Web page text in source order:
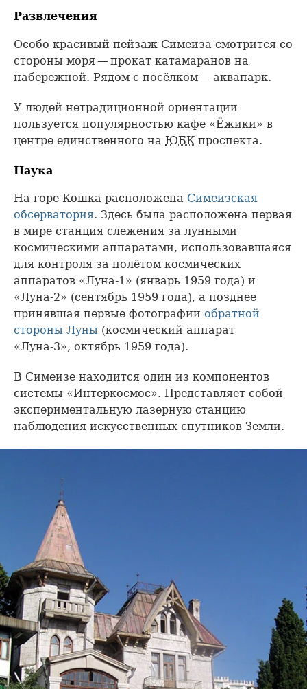
Развлечения
Особо красивый пейзаж Симеиза смотрится со
стороны моря — прокат катамаранов на
набережной. Рядом с посёлком — аквапарк.
У людей нетрадиционной ориентации
пользуется популярностью кафе «Ёжики» в
центре единственного на ЮБК проспекта.
Наука
На горе Кошка расположена Симеизская
обсерватория. Здесь была расположена первая
в мире станция слежения за лунными
космическими аппаратами, использовавшаяся
для контроля за полётом космических
аппаратов «Луна-1» (январь 1959 года) и
«Луна-2» (сентябрь 1959 года), а позднее
принявшая первые фотографии обратной
стороны Луны (космический аппарат
«Луна-3», октябрь 1959 года).
В Симеизе находится один из компонентов
системы «Интеркосмос». Представляет собой
экспериментальную лазерную станцию
наблюдения искусственных спутников Земли.